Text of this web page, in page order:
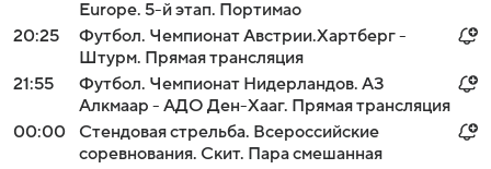
Europe. 5-й этап. Портимао
20:25
Футбол. Чемпионат Австрии.Хартберг -
Штурм. Прямая трансляция
21:55
Футбол. Чемпионат Нидерландов. АЗ
Алкмаар - АДО Ден-Хааг. Прямая трансляция
00:00
Стендовая стрельба. Всероссийские
соревнования. Скит. Пара смешанная